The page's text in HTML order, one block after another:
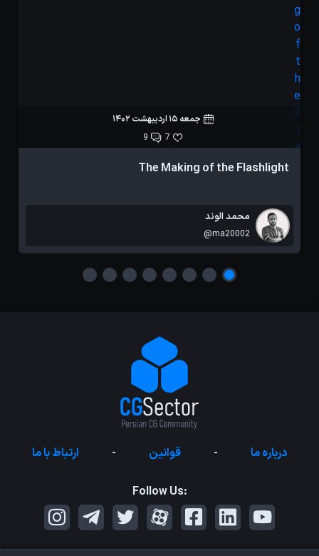
جمعه 15 اردیبهشت 1402
7
9
The Making of the Flashlight
محمد الوند
@ma20002
درباره ما - قوانین - ارتباط با ما
Follow Us: